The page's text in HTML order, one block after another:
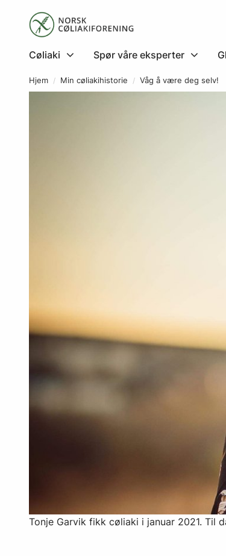
Cøliaki Spør våre eksperter
Hjem Min cøliakihistorie Våg å være deg selv!
Tonje Garvik fikk cøliaki i januar 2021. Til